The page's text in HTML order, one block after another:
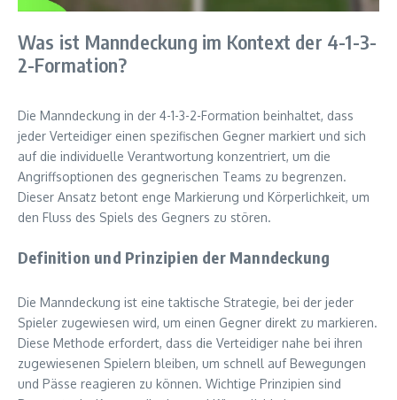
Was ist Manndeckung im Kontext der 4-1-3-
2-Formation?
Die Manndeckung in der 4-1-3-2-Formation beinhaltet, dass
jeder Verteidiger einen spezifischen Gegner markiert und sich
auf die individuelle Verantwortung konzentriert, um die
Angriffsoptionen des gegnerischen Teams zu begrenzen.
Dieser Ansatz betont enge Markierung und Körperlichkeit, um
den Fluss des Spiels des Gegners zu stören.
Definition und Prinzipien der Manndeckung
Die Manndeckung ist eine taktische Strategie, bei der jeder
Spieler zugewiesen wird, um einen Gegner direkt zu markieren.
Diese Methode erfordert, dass die Verteidiger nahe bei ihren
zugewiesenen Spielern bleiben, um schnell auf Bewegungen
und Pässe reagieren zu können. Wichtige Prinzipien sind